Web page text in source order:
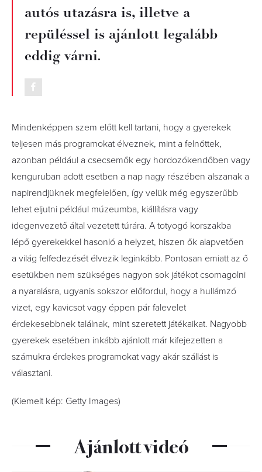
autós utazásra is, illetve a
repüléssel is ajánlott legalább
eddig várni.
Mindenképpen szem előtt kell tartani, hogy a gyerekek
teljesen más programokat élveznek, mint a felnőttek,
azonban például a csecsemők egy hordozókendőben vagy
kenguruban adott esetben a nap nagy részében alszanak a
napirendjüknek megfelelően, így velük még egyszerűbb
lehet eljutni például múzeumba, kiállításra vagy
idegenvezető által vezetett túrára. A totyogó korszakba
lépő gyerekekkel hasonló a helyzet, hiszen ők alapvetően
a világ felfedezését élvezik leginkább. Pontosan emiatt az ő
esetükben nem szükséges nagyon sok játékot csomagolni
a nyaralásra, ugyanis sokszor előfordul, hogy a hullámzó
vizet, egy kavicsot vagy éppen pár falevelet
érdekesebbnek találnak, mint szeretett játékaikat. Nagyobb
gyerekek esetében inkább ajánlott már kifejezetten a
számukra érdekes programokat vagy akár szállást is
választani.
(Kiemelt kép: Getty Images)
Ajánlott videó